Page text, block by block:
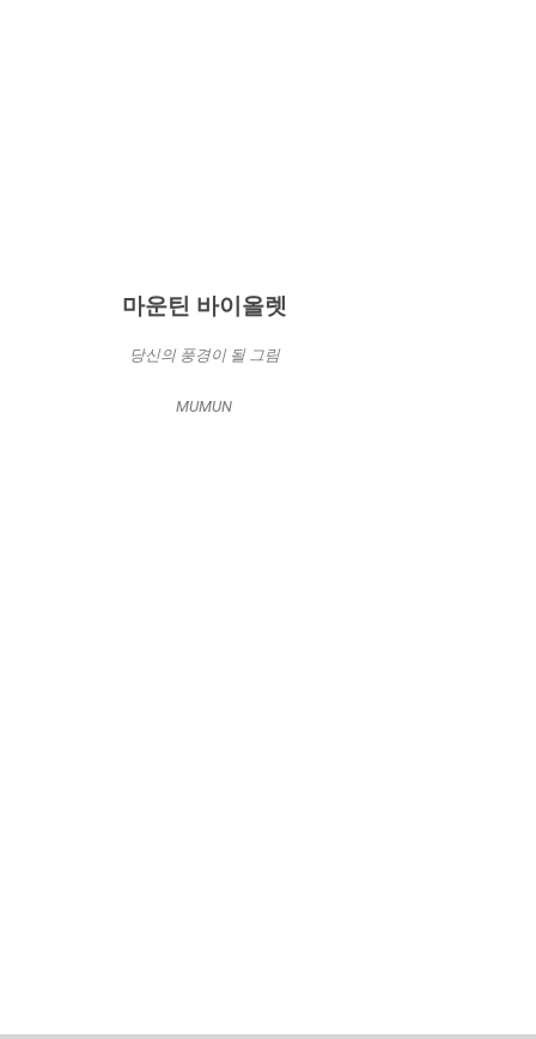
마운틴 바이올렛
당신의 풍경이 될 그림
MUMUN